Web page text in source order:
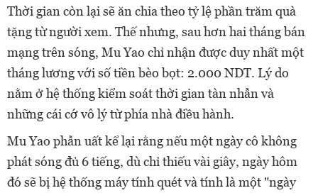
Thời gian còn lại sẽ ăn chia theo tỷ lệ phần trăm quà
tặng từ người xem. Thế nhưng, sau hơn hai tháng bán
mạng trên sóng, Mu Yao chỉ nhận được duy nhất một
tháng lương với số tiền bèo bọt: 2.000 NDT. Lý do
nằm ở hệ thống kiểm soát thời gian tàn nhẫn và
những cái cớ vô lý từ phía nhà điều hành.
Mu Yao phẫn uất kể lại rằng nếu một ngày cô không
phát sóng đủ 6 tiếng, dù chỉ thiếu vài giây, ngày hôm
đó sẽ bị hệ thống máy tính quét và tính là một "ngày